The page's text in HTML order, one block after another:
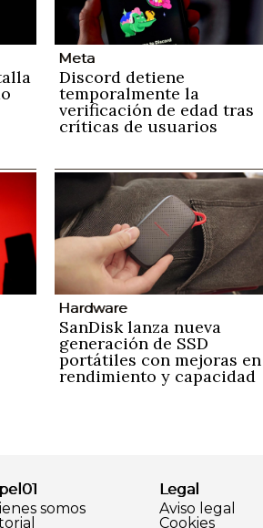
Meta
Discord detiene
temporalmente la
verificación de edad tras
críticas de usuarios
Hardware
SanDisk lanza nueva
generación de SSD
portátiles con mejoras en
rendimiento y capacidad
somos
Legal
Aviso legal
Cookies